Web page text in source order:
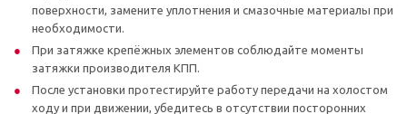
поверхности, замените уплотнения и смазочные материалы при
необходимости.
При затяжке крепёжных элементов соблюдайте моменты
затяжки производителя КПП.
После установки протестируйте работу передачи на холостом
ходу и при движении, убедитесь в отсутствии посторонних